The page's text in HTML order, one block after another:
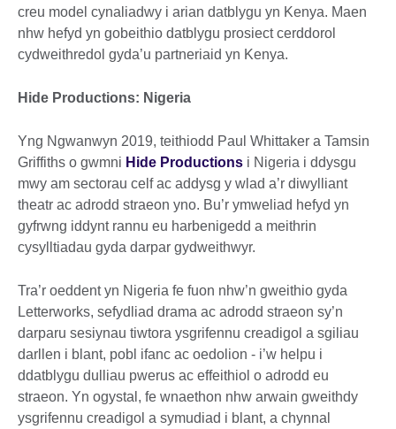
creu model cynaliadwy i arian datblygu yn Kenya. Maen
nhw hefyd yn gobeithio datblygu prosiect cerddorol
cydweithredol gyda’u partneriaid yn Kenya.
Hide Productions: Nigeria
Yng Ngwanwyn 2019, teithiodd Paul Whittaker a Tamsin
Griffiths o gwmni Hide Productions i Nigeria i ddysgu
mwy am sectorau celf ac addysg y wlad a’r diwylliant
theatr ac adrodd straeon yno. Bu’r ymweliad hefyd yn
gyfrwng iddynt rannu eu harbenigedd a meithrin
cysylltiadau gyda darpar gydweithwyr.
Tra’r oeddent yn Nigeria fe fuon nhw’n gweithio gyda
Letterworks, sefydliad drama ac adrodd straeon sy’n
darparu sesiynau tiwtora ysgrifennu creadigol a sgiliau
darllen i blant, pobl ifanc ac oedolion - i’w helpu i
ddatblygu dulliau pwerus ac effeithiol o adrodd eu
straeon. Yn ogystal, fe wnaethon nhw arwain gweithdy
ysgrifennu creadigol a symudiad i blant, a chynnal